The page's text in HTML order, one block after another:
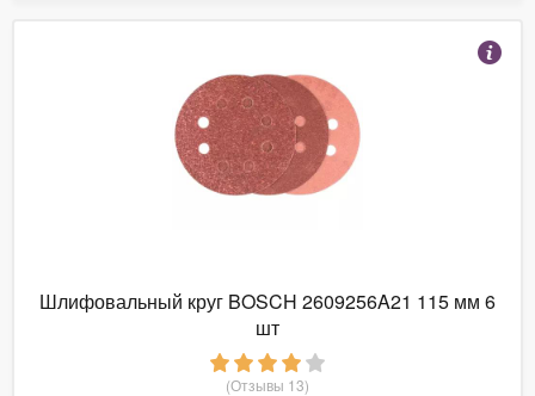
Шлифовальный круг BOSCH 2609256A21 115 мм 6
шт
(Отзывы 13)